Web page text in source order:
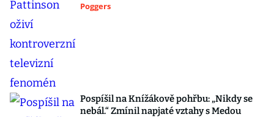
Poggers
Pospíšil na Knížákově pohřbu: „Nikdy se
nebál.“ Zmínil napjaté vztahy s Medou